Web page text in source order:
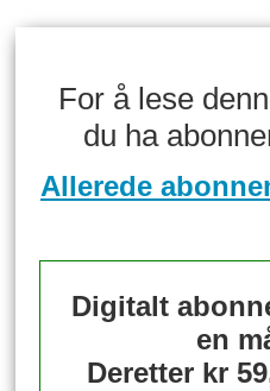
For å lese
du ha
Allerede
Digitalt
en
Deretter kr